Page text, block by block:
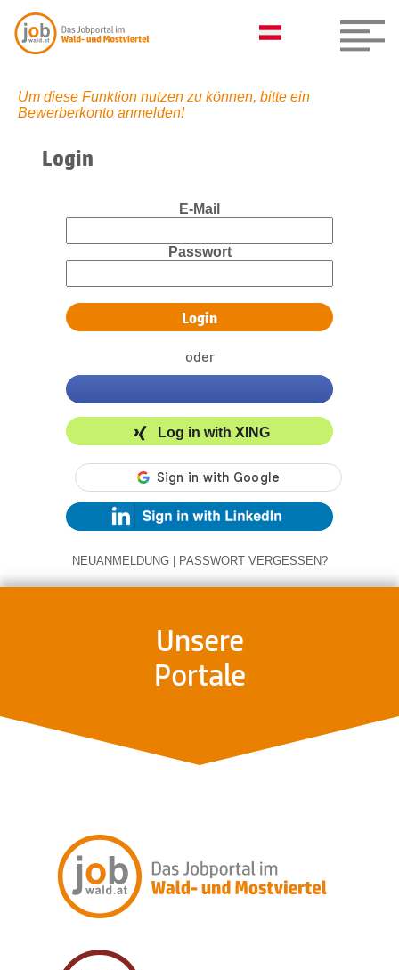
Um diese Funktion nutzen zu können, bitte ein
Bewerberkonto anmelden!
Login
E-Mail
Passwort
oder
Log in with XING
NEUANMELDUNG | PASSWORT VERGESSEN?
Unsere
Portale